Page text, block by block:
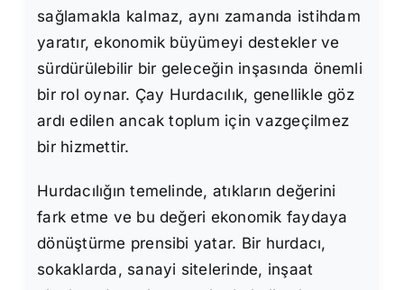
sağlamakla kalmaz, aynı zamanda istihdam
yaratır, ekonomik büyümeyi destekler ve
sürdürülebilir bir geleceğin inşasında önemli
bir rol oynar. Çay Hurdacılık, genellikle göz
ardı edilen ancak toplum için vazgeçilmez
bir hizmettir.
Hurdacılığın temelinde, atıkların değerini
fark etme ve bu değeri ekonomik faydaya
dönüştürme prensibi yatar. Bir hurdacı,
sokaklarda, sanayi sitelerinde, inşaat